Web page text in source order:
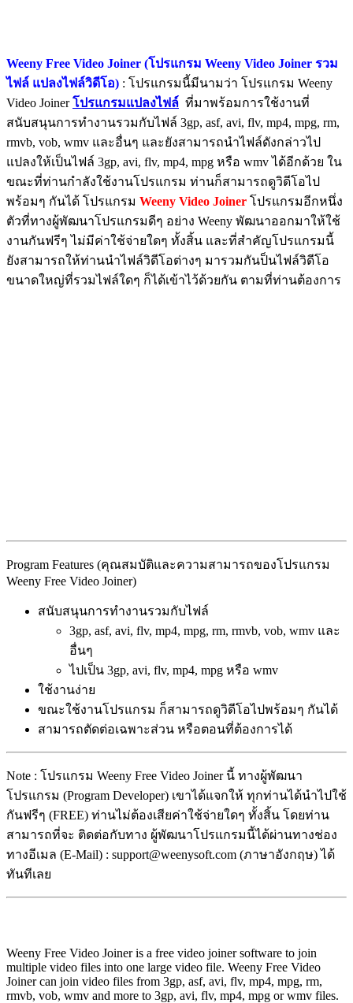
Weeny Free Video Joiner (โปรแกรม Weeny Video Joiner รวม
ไฟล์ แปลงไฟล์วิดีโอ) : โปรแกรมนี้มีนามว่า โปรแกรม Weeny
Video Joiner โปรแกรมแปลงไฟล์ ที่มาพร้อมการใช้งานที่
สนับสนุนการทำงานรวมกับไฟล์ 3gp, asf, avi, flv, mp4, mpg, rm,
rmvb, vob, wmv และอื่นๆ และยังสามารถนำไฟล์ดังกล่าวไป
แปลงให้เป็นไฟล์ 3gp, avi, flv, mp4, mpg หรือ wmv ได้อีกด้วย ใน
ขณะที่ท่านกำลังใช้งานโปรแกรม ท่านก็สามารถดูวิดีโอไป
พร้อมๆ กันได้ โปรแกรม Weeny Video Joiner โปรแกรมอีกหนึ่ง
ตัวที่ทางผู้พัฒนาโปรแกรมดีๆ อย่าง Weeny พัฒนาออกมาให้ใช้
งานกันฟรีๆ ไม่มีค่าใช้จ่ายใดๆ ทั้งสิ้น และที่สำคัญโปรแกรมนี้
ยังสามารถให้ท่านนำไฟล์วิดีโอต่างๆ มารวมกันป็นไฟล์วิดีโอ
ขนาดใหญ่ที่รวมไฟล์ใดๆ ก็ได้เข้าไว้ด้วยกัน ตามที่ท่านต้องการ
Program Features (คุณสมบัติและความสามารถของโปรแกรม
Weeny Free Video Joiner)
สนับสนุนการทำงานรวมกับไฟล์
3gp, asf, avi, flv, mp4, mpg, rm, rmvb, vob, wmv และ
อื่นๆ
ไปเป็น 3gp, avi, flv, mp4, mpg หรือ wmv
ใช้งานง่าย
ขณะใช้งานโปรแกรม ก็สามารถดูวิดีโอไปพร้อมๆ กันได้
สามารถตัดต่อเฉพาะส่วน หรือตอนที่ต้องการได้
Note : โปรแกรม Weeny Free Video Joiner นี้ ทางผู้พัฒนา
โปรแกรม (Program Developer) เขาได้แจกให้ ทุกท่านได้นำไปใช้
กันฟรีๆ (FREE) ท่านไม่ต้องเสียค่าใช้จ่ายใดๆ ทั้งสิ้น โดยท่าน
สามารถที่จะ ติดต่อกับทาง ผู้พัฒนาโปรแกรมนี้ได้ผ่านทางช่อง
ทางอีเมล (E-Mail) : support@weenysoft.com (ภาษาอังกฤษ) ได้
ทันทีเลย
Weeny Free Video Joiner is a free video joiner software to join
multiple video files into one large video file. Weeny Free Video
Joiner can join video files from 3gp, asf, avi, flv, mp4, mpg, rm,
rmvb, vob, wmv and more to 3gp, avi, flv, mp4, mpg or wmv files.